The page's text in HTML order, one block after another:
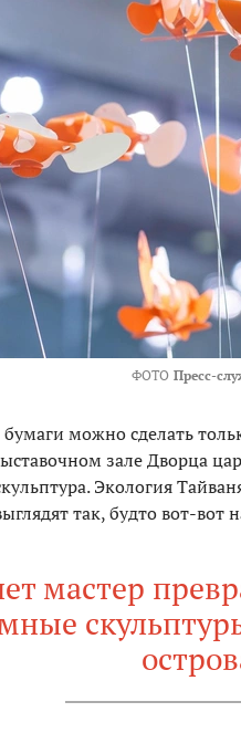
ФОТО Пресс-
можно сделать
зале Дворца
Экология
так, будто вот-вот
мастер